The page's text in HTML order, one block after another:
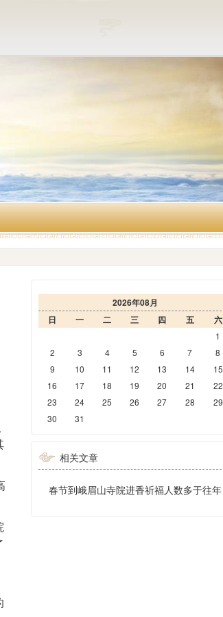
2026年08月
日
一 二 三 四 五 六
1
2
3 4 5 6 7
8
9
10 11 12 13 14
15
16
17 18 19 20 21
22
23
24 25 26 27 28
29
30
31
相关文章
春节到峨眉山寺院进香祈福人数多于往年